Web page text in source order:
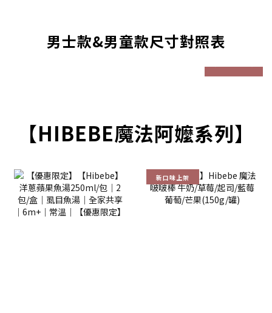
男士款&男童款尺寸對照表
【HIBEBE魔法阿嬤系列】
新口味上架